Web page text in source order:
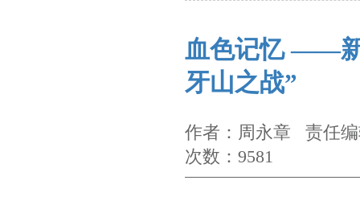
血色记忆 ——新
牙山之战”
作者：周永章 责任
次数：9581